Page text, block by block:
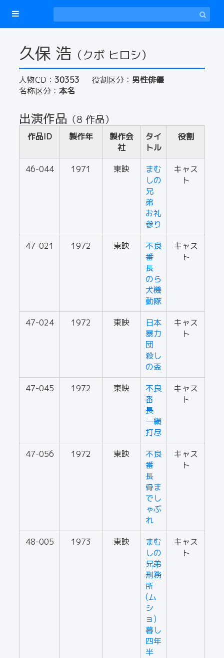
久保 浩 （クボ ヒロシ）
人物CD： 30353 役割区分： 男性俳優
名称区分： 本名
出演作品 （8 作品）
作品ID 製作年
製作会
社
タイ
トル
役割
46-044 1971 東映
まむ
しの
兄
弟
お礼
参り
キャス
ト
47-021 1972 東映
不良
番
長
のら
犬機
動隊
キャス
ト
47-024 1972 東映
日本
暴力
団
殺し
の盃
キャス
ト
47-045 1972 東映
不良
番
長
一網
打尽
キャス
ト
47-056 1972 東映
不良
番
長
骨ま
でし
ゃぶ
れ
キャス
ト
48-005 1973 東映
まむ
しの
兄弟
刑務
所
(ム
シ
ョ)
暮し
四年
半
キャス
ト